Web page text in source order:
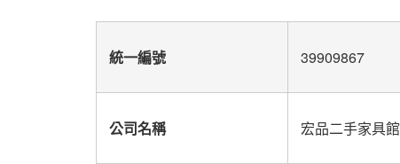
統一編號 39909867
公司名稱 宏品二手家具館